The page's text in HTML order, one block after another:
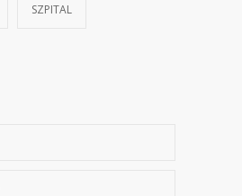
SZPITAL